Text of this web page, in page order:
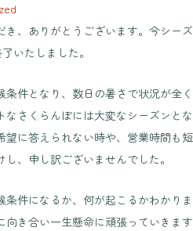
き、ありがとうございます。今シーズ
いたしました。
件となり、数日の暑さで状況が全く
さくらんぼには大変なシーズンとな
望に答えられない時や、営業時間も短
、申し訳ございませんでした。
件になるか、何が起こるかわかりま
き合い一生懸命に頑張っていきます